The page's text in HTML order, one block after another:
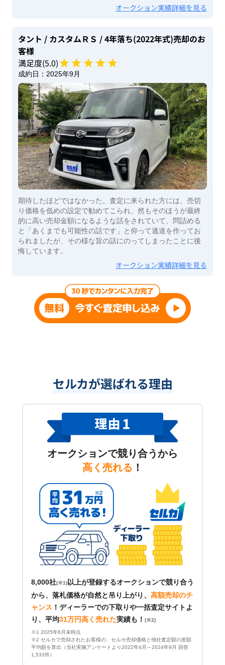
オークション実績詳細を見る
タント / カスタムＲＳ / 4年落ち(2022年式)売却のお
客様
満足度(5.0)
成約日： 2025年9月
期待したほどではなかった。査定に来られた方には、売切
り価格を低めの設定で勧めてこられ、然もそのほうが最終
的に高い売却金額になるような話をされていて、問詰める
と「あくまでも可能性の話です」と仰って逃道を作ってお
られましたが、その様な旨の話にのってしまったことに後
悔しています。
オークション実績詳細を見る
セルカが選ばれる理由
オークションで競り合うから
高く売れる ！
8,000社(※1) 以上が登録するオークションで競り合う
から、落札価格が自然と吊り上がり、 高額売却のチ
ャンス ！ ディーラーでの下取りや一括査定サイトよ
り、平均31万円高く売れた実績も！ (※2)
※1 2025年8月末時点
※2 セルカで売却されたお客様の、セルカ売却価格と他社査定額の差額
平均額を算出（当社実施アンケートより2022年4月～2024年9月 回答
1,533件）